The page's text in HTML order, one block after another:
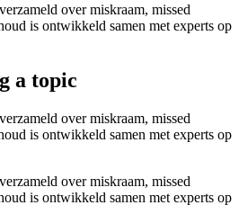
over miskraam, missed
is ontwikkeld samen met experts op
a topic
over miskraam, missed
is ontwikkeld samen met experts op
over miskraam, missed
is ontwikkeld samen met experts op